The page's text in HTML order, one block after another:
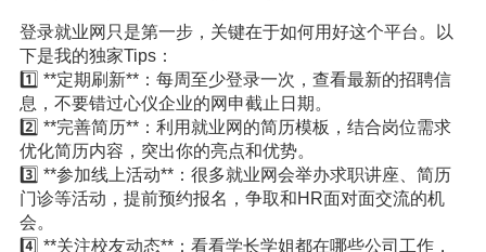
登录就业网只是第一步，关键在于如何用好这个平台。以
下是我的独家Tips：
1️⃣ **定期刷新**：每周至少登录一次，查看最新的招聘信
息，不要错过心仪企业的网申截止日期。
2️⃣ **完善简历**：利用就业网的简历模板，结合岗位需求
优化简历内容，突出你的亮点和优势。
3️⃣ **参加线上活动**：很多就业网会举办求职讲座、简历
门诊等活动，提前预约报名，争取和HR面对面交流的机
会。
4️⃣ **关注校友动态**：看看学长学姐都在哪些公司工作，